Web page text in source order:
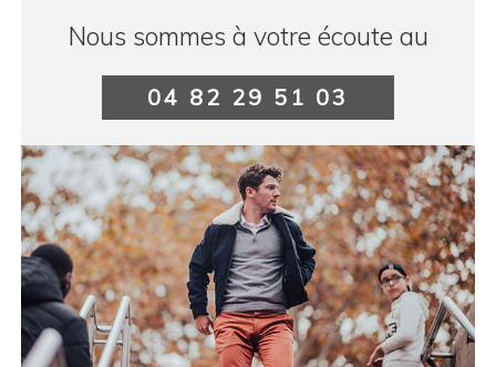
Nous sommes à votre écoute au
04 82 29 51 03